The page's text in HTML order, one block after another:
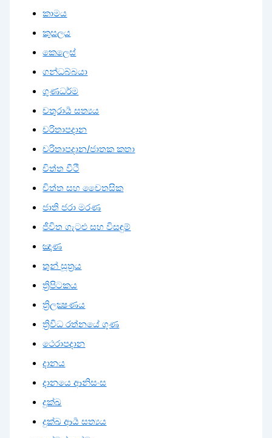
කාමය
කුසලය
කෙලෙස්
ගන්ධබ්බයා
ගුණධර්ම
චතුරාර්‍ය සත්‍යය
චරිතාපදාන
චරිතාපදාන/ජාතක කතා
චිත්ත වීථි
චිත්ත සහ චෛතසික
ජාති ජරා මරණ
ජීවිත ගැටළු සහ විසඳුම්
ඤාණ
තුන් සූත්‍රය
ත්‍රිපිටකය
ත්‍රිලක්‍ෂණය
ත්‍රිවිධ රත්නයේ ගුණ
ථෙරාපදාන
දානය
දානයෙ ආනිසංස
දුක්ඛ
දුක්ඛ ආර්‍ය සත්‍යය